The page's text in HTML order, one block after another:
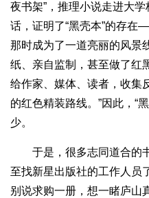
夜书架”，推理小说走进大
话，证明了“黑壳本”的存在
那时成为了一道亮丽的风
纸、亲自监制，甚至做了红
给作家、媒体、读者，收集
的红色精装路线。”因此，“
少。
于是，很多志同道合的书
至找新星出版社的工作人员
别说求购一册，想一睹庐山